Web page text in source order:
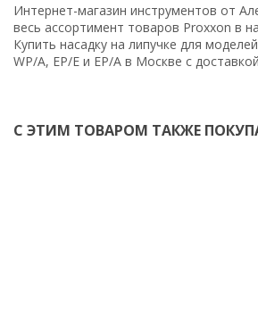
Интернет-магазин инструментов от
весь ассортимент товаров Proxxon в
Купить насадку на липучке для
WP/A, EP/E и EP/A в Москве с
С ЭТИМ ТОВАРОМ ТАКЖЕ